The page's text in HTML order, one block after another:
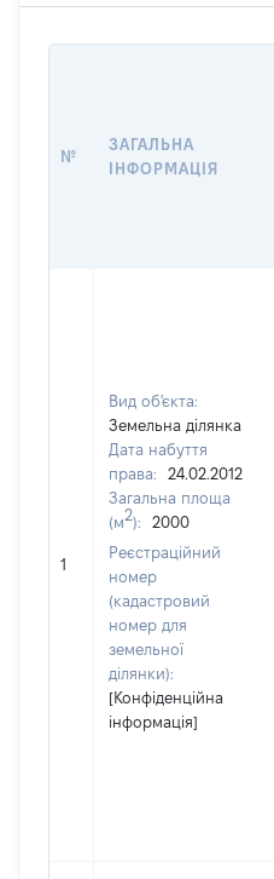
№
ЗАГАЛЬНА
ІНФОРМАЦІЯ
1
Вид об'єкта:
Земельна ділянка
Дата набуття
права:
24.02.2012
Загальна площа
(м2):
2000
Реєстраційний
номер
(кадастровий
номер для
земельної
ділянки):
[Конфіденційна
інформація]